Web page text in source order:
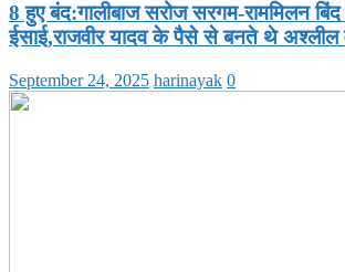
8 हुए बंद:गालीबाज सरोज सरगम-राममिलन
ईसाई,राजवीर यादव के पैसे से बनते थे अश्लील
September 24, 2025 harinayak 0